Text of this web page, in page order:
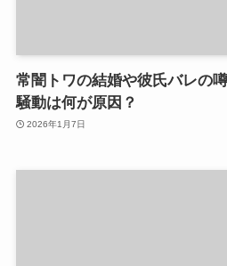
常闇トワの結婚や彼氏バレの
騒動は何が原因？
2026年1月7日